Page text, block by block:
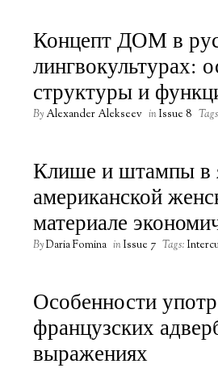
Концепт ДОМ в
лингвокультурах:
структуры и
By Alexander Alekseev inIssue 8
Клише и штампы в
американской
материале
ByDaria Fomina inIssue 7 Tags:
Особенности
французских
выражениях